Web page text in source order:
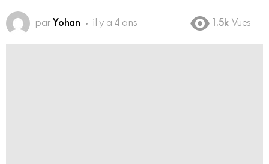
par Yohan il y a 4 ans 1.5k Vues